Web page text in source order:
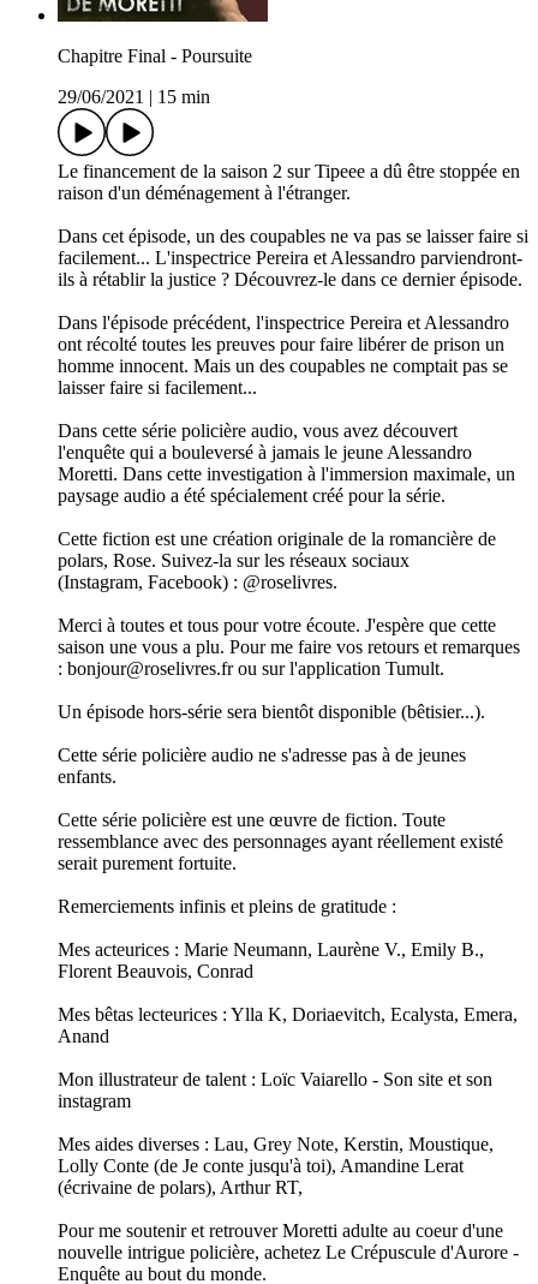
Chapitre Final - Poursuite
29/06/2021
15 min
Le financement de la saison 2 sur Tipeee a dû être stoppée en
raison d'un déménagement à l'étranger.
Dans cet épisode, un des coupables ne va pas se laisser faire si
facilement... L'inspectrice Pereira et Alessandro parviendront-
ils à rétablir la justice ? Découvrez-le dans ce dernier épisode.
Dans l'épisode précédent, l'inspectrice Pereira et Alessandro
ont récolté toutes les preuves pour faire libérer de prison un
homme innocent. Mais un des coupables ne comptait pas se
laisser faire si facilement...
Dans cette série policière audio, vous avez découvert
l'enquête qui a bouleversé à jamais le jeune Alessandro
Moretti. Dans cette investigation à l'immersion maximale, un
paysage audio a été spécialement créé pour la série.
Cette fiction est une création originale de la romancière de
polars, Rose. Suivez-la sur les réseaux sociaux
(Instagram, Facebook) : @roselivres.
Merci à toutes et tous pour votre écoute. J'espère que cette
saison une vous a plu. Pour me faire vos retours et remarques
: bonjour@roselivres.fr ou sur l'application Tumult.
Un épisode hors-série sera bientôt disponible (bêtisier...).
Cette série policière audio ne s'adresse pas à de jeunes
enfants.
Cette série policière est une œuvre de fiction. Toute
ressemblance avec des personnages ayant réellement existé
serait purement fortuite.
Remerciements infinis et pleins de gratitude :
Mes acteurices : Marie Neumann, Laurène V., Emily B.,
Florent Beauvois, Conrad
Mes bêtas lecteurices : Ylla K, Doriaevitch, Ecalysta, Emera,
Anand
Mon illustrateur de talent : Loïc Vaiarello - Son site et son
instagram
Mes aides diverses : Lau, Grey Note, Kerstin, Moustique,
Lolly Conte (de Je conte jusqu'à toi), Amandine Lerat
(écrivaine de polars), Arthur RT,
Pour me soutenir et retrouver Moretti adulte au coeur d'une
nouvelle intrigue policière, achetez ⁠Le Crépuscule d'Aurore -
Enquête au bout du monde⁠.